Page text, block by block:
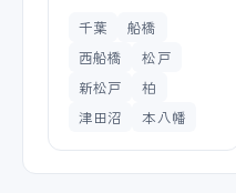
千葉
船橋
西船橋
松戸
新松戸
柏
津田沼
本八幡